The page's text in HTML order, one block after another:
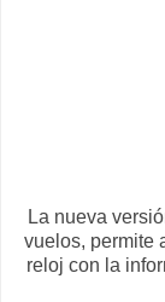
La nueva
vuelos, permite
reloj con la